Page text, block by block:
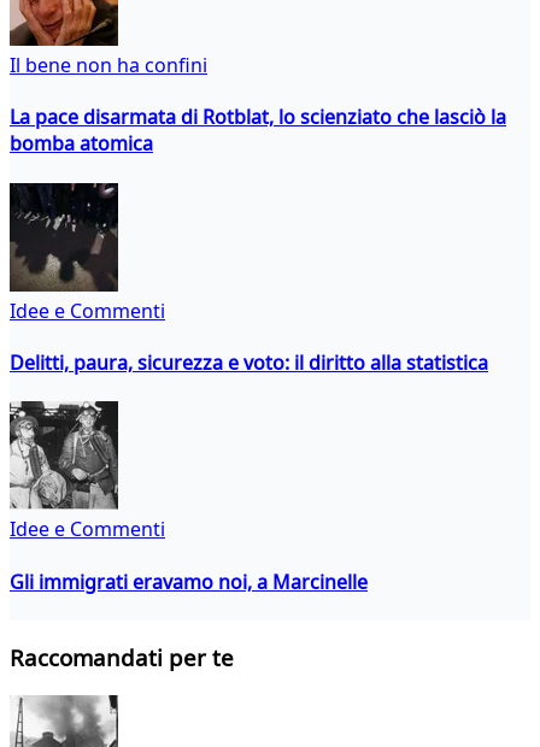
Il bene non ha confini
La pace disarmata di Rotblat, lo scienziato che lasciò la
bomba atomica
Idee e Commenti
Delitti, paura, sicurezza e voto: il diritto alla statistica
Idee e Commenti
Gli immigrati eravamo noi, a Marcinelle
Raccomandati per te